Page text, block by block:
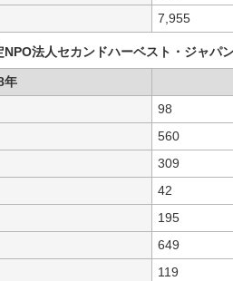
7,955
法人セカンドハーベスト・ジャパ
年
98
560
309
42
195
649
119